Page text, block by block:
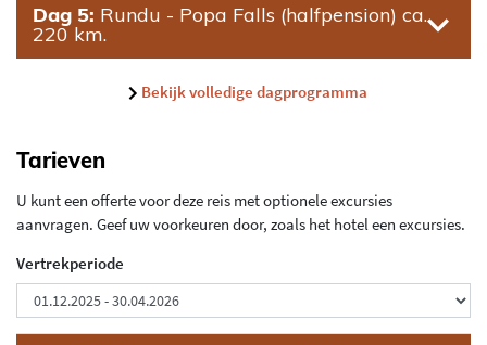
Dag 5: Rundu - Popa Falls (halfpension) ca.
220 km.
Bekijk volledige dagprogramma
Tarieven
U kunt een offerte voor deze reis met optionele excursies
aanvragen. Geef uw voorkeuren door, zoals het hotel een excursies.
Vertrekperiode